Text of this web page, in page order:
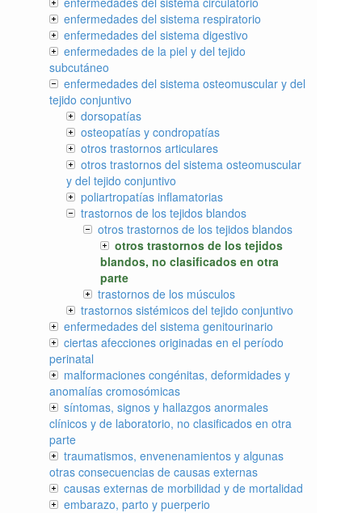
enfermedades del sistema respiratorio
enfermedades del sistema digestivo
enfermedades de la piel y del tejido
subcutáneo
enfermedades del sistema osteomuscular y del
tejido conjuntivo
dorsopatías
osteopatías y condropatías
otros trastornos articulares
otros trastornos del sistema osteomuscular
y del tejido conjuntivo
poliartropatías inflamatorias
trastornos de los tejidos blandos
otros trastornos de los tejidos blandos
otros trastornos de los tejidos
blandos, no clasificados en otra
parte
trastornos de los músculos
trastornos sistémicos del tejido conjuntivo
enfermedades del sistema genitourinario
ciertas afecciones originadas en el período
perinatal
malformaciones congénitas, deformidades y
anomalías cromosómicas
síntomas, signos y hallazgos anormales
clínicos y de laboratorio, no clasificados en otra
parte
traumatismos, envenenamientos y algunas
otras consecuencias de causas externas
causas externas de morbilidad y de mortalidad
embarazo, parto y puerperio